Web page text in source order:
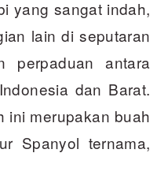
yang sangat indah,
lain di seputaran
perpaduan antara
dan Barat.
ini merupakan buah
Spanyol ternama,